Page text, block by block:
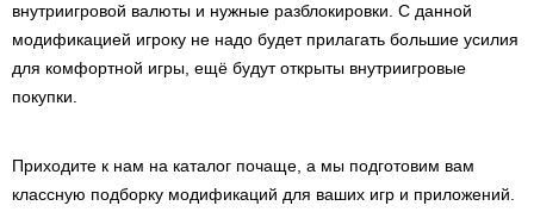
внутриигровой валюты и нужные разблокировки. С данной
модификацией игроку не надо будет прилагать большие усилия
для комфортной игры, ещё будут открыты внутриигровые
покупки.
Приходите к нам на каталог почаще, а мы подготовим вам
классную подборку модификаций для ваших игр и приложений.